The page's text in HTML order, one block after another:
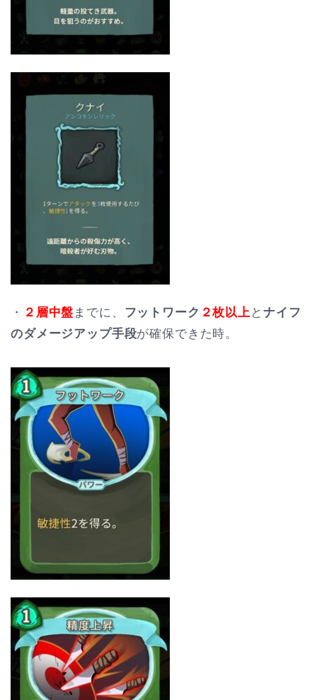
・ ２層中盤 までに、 フットワーク ２枚以上 と ナイフ
のダメージアップ手段が確保できた時。